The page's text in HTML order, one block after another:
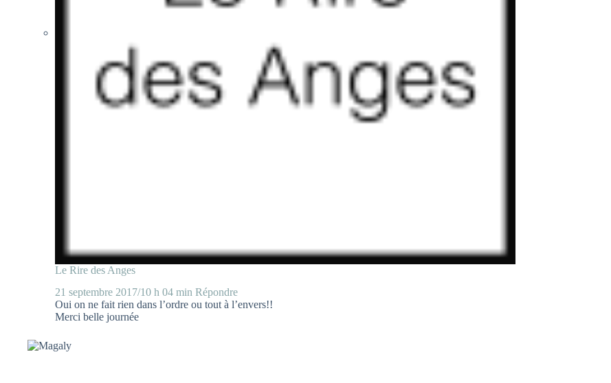
Le Rire des Anges
21 septembre 2017/10 h 04 min Répondre
Oui on ne fait rien dans l’ordre ou tout à l’envers!!
Merci belle journée